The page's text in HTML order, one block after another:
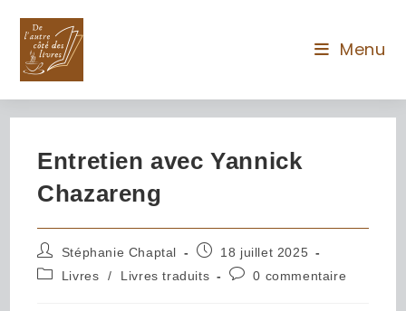
Menu
Entretien avec Yannick
Chazareng
Stéphanie Chaptal
18 juillet 2025
Livres
/ Livres traduits 0 commentaire